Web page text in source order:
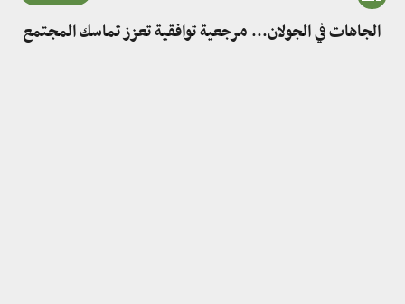
الجاهات في الجولان... مرجعية توافقية تعزز تماسك المجتمع